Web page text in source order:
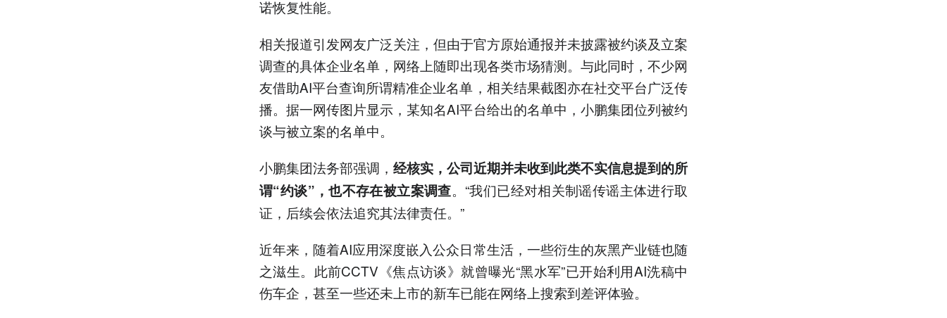
诺恢复性能。
相关报道引发网友广泛关注，但由于官方原始通报并未披露被约谈及立案
调查的具体企业名单，网络上随即出现各类市场猜测。与此同时，不少网
友借助AI平台查询所谓精准企业名单，相关结果截图亦在社交平台广泛传
播。据一网传图片显示，某知名AI平台给出的名单中，小鹏集团位列被约
谈与被立案的名单中。
小鹏集团法务部强调， 经核实，公司近期并未收到此类不实信息提到的所
谓“约谈”，也不存在被立案调查。“我们已经对相关制谣传谣主体进行取
证，后续会依法追究其法律责任。”
近年来，随着AI应用深度嵌入公众日常生活，一些衍生的灰黑产业链也随
之滋生。此前CCTV《焦点访谈》就曾曝光“黑水军”已开始利用AI洗稿中
伤车企，甚至一些还未上市的新车已能在网络上搜索到差评体验。